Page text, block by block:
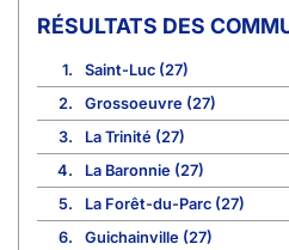
1.
Saint-Luc (27)
2.
Grossoeuvre (27)
3.
La Trinité (27)
4.
La Baronnie (27)
5.
La Forêt-du-Parc (27)
6.
Guichainville (27)